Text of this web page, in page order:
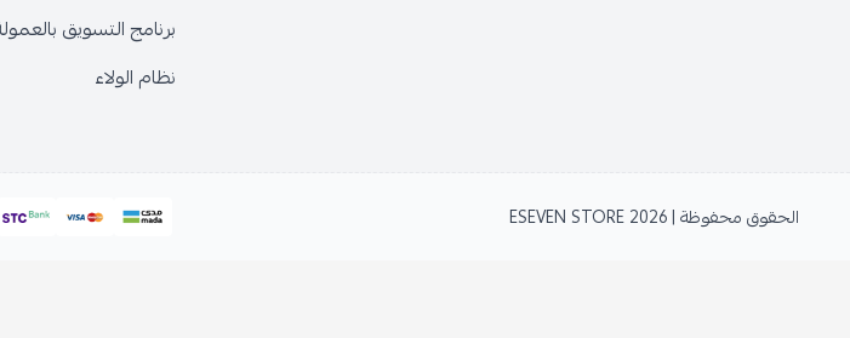
برنامج التسويق
نظام الولاء
الحقوق محفوظة | 2026 ESEVEN STORE